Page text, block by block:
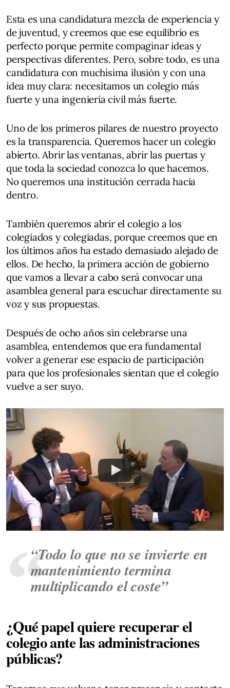
Esta es una candidatura mezcla de experiencia y
de juventud, y creemos que ese equilibrio es
perfecto porque permite compaginar ideas y
perspectivas diferentes. Pero, sobre todo, es una
candidatura con muchísima ilusión y con una
idea muy clara: necesitamos un colegio más
fuerte y una ingeniería civil más fuerte.
Uno de los primeros pilares de nuestro proyecto
es la transparencia. Queremos hacer un colegio
abierto. Abrir las ventanas, abrir las puertas y
que toda la sociedad conozca lo que hacemos.
No queremos una institución cerrada hacia
dentro.
También queremos abrir el colegio a los
colegiados y colegiadas, porque creemos que en
los últimos años ha estado demasiado alejado de
ellos. De hecho, la primera acción de gobierno
que vamos a llevar a cabo será convocar una
asamblea general para escuchar directamente su
voz y sus propuestas.
Después de ocho años sin celebrarse una
asamblea, entendemos que era fundamental
volver a generar ese espacio de participación
para que los profesionales sientan que el colegio
vuelve a ser suyo.
“Todo lo que no se invierte en
mantenimiento termina
multiplicando el coste”
¿Qué papel quiere recuperar el
colegio ante las administraciones
públicas?